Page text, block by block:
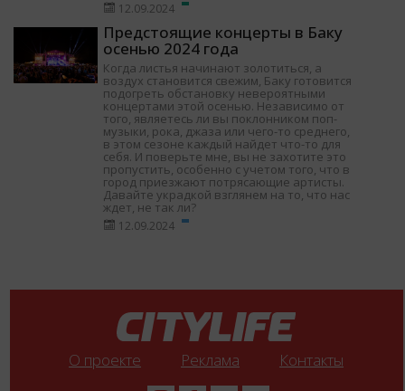
12.09.2024
Предстоящие концерты в Баку
осенью 2024 года
Когда листья начинают золотиться, а
воздух становится свежим, Баку готовится
подогреть обстановку невероятными
концертами этой осенью. Независимо от
того, являетесь ли вы поклонником поп-
музыки, рока, джаза или чего-то среднего,
в этом сезоне каждый найдет что-то для
себя. И поверьте мне, вы не захотите это
пропустить, особенно с учетом того, что в
город приезжают потрясающие артисты.
Давайте украдкой взглянем на то, что нас
ждет, не так ли?
12.09.2024
О проекте Реклама Контакты